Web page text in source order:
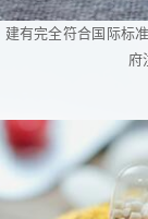
建有完全符合国际标
府